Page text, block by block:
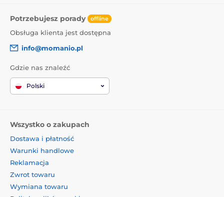
Potrzebujesz porady offline
Obsługa klienta jest dostępna
info@momanio.pl
Gdzie nas znaleźć
Polski
Wszystko o zakupach
Dostawa i płatność
Warunki handlowe
Reklamacja
Zwrot towaru
Wymiana towaru